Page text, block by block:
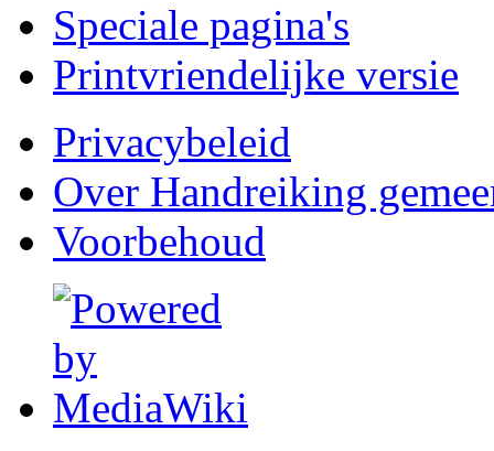
Speciale pagina's
Printvriendelijke versie
Privacybeleid
Over Handreiking
Voorbehoud